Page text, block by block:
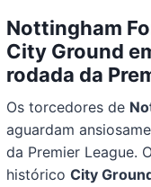
Nottingham
City Ground
rodada da
Os torcedores de
aguardam
da Premier League.
históricoCity